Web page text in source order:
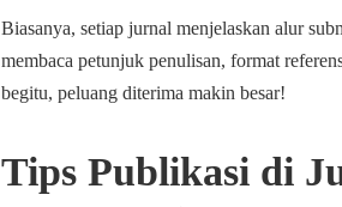
Biasanya, setiap jurnal menjelaskan alur
membaca petunjuk penulisan, format
begitu, peluang diterima makin besar!
Tips Publikasi di